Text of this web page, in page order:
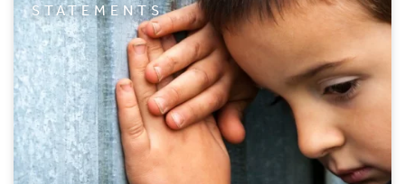
STATEMENTS